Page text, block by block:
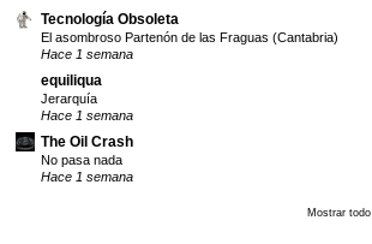
Tecnología Obsoleta
El asombroso Partenón de las Fraguas (Cantabria)
Hace 1 semana
equiliqua
Jerarquía
Hace 1 semana
The Oil Crash
No pasa nada
Hace 1 semana
Mostrar todo